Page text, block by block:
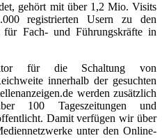
gehört mit über 1,2 Mio. Visits
registrierten Usern zu den
für Fach- und Führungskräfte in
für die Schaltung von
innerhalb der gesuchten
werden zusätzlich
100 Tageszeitungen und
Damit verfügen wir über
unter den Online-